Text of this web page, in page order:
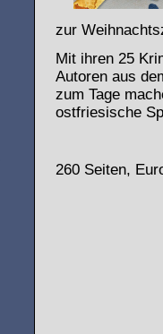
zur
Mit ihren 25
Autoren aus
zum Tage
ostfriesische
260 Seiten,